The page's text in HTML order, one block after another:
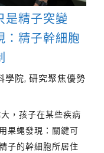
是精子突變
：精子幹細胞
學院, 研究聚焦優勢
，孩子在某些疾病
果蠅發現：關鍵可
子的幹細胞所居住